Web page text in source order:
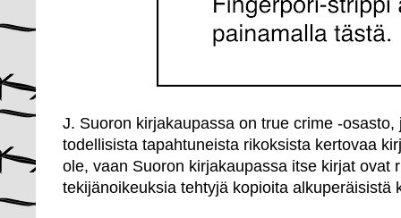
J. Suoron kirjakaupassa on true crime -
todellisista tapahtuneista rikoksista kertovaa
ole, vaan Suoron kirjakaupassa itse kirjat ovat
tekijänoikeuksia tehtyjä kopioita alkuperäisistä